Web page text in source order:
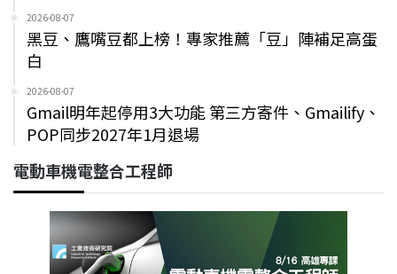
2026-08-07
黑豆、鷹嘴豆都上榜！專家推薦「豆」陣補足高蛋
白
2026-08-07
Gmail明年起停用3大功能 第三方寄件、Gmailify、
POP同步2027年1月退場
電動車機電整合工程師